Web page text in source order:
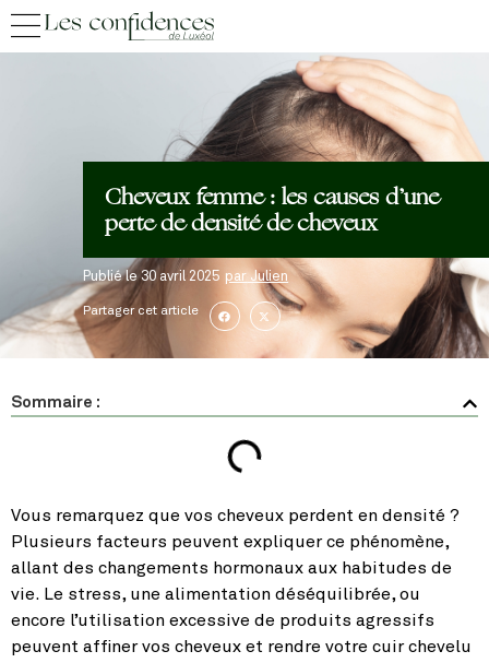
Cheveux femme : les causes d’une
perte de densité de cheveux
Publié le30 avril 2025 par Julien
Partager cet article
Sommaire :
Vous remarquez que vos cheveux perdent en densité ?
Plusieurs facteurs peuvent expliquer ce phénomène,
allant des changements hormonaux aux habitudes de
vie. Le stress, une alimentation déséquilibrée, ou
encore l’utilisation excessive de produits agressifs
peuvent affiner vos cheveux et rendre votre cuir chevelu